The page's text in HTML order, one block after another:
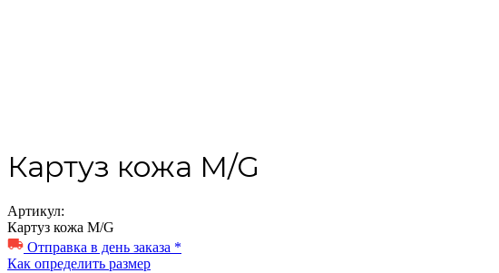
Картуз кожа M/G
Артикул:
Картуз кожа M/G
Отправка в день заказа *
Как определить размер